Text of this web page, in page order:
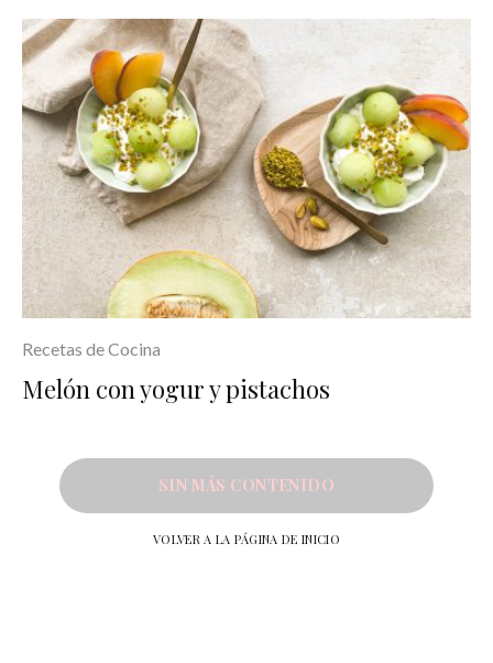
Recetas de Cocina
Melón con yogur y pistachos
SIN MÁS CONTENIDO
VOLVER A LA PÁGINA DE INICIO